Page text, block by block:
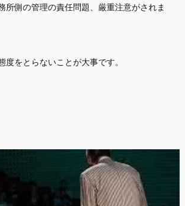
所側の管理の責任問題、厳重注意がされま
をとらないことが大事です。